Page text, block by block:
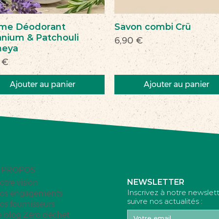
Déodorant
& Patchouli
€
Ajouter au panier
Savon combi Crü
Prix
6,90 €
Ajouter au panier
Nouveau
Nouveau
vision
engagements
fournisseurs
blog Zéro déchet
NEWSLETTER
Inscrivez à notre
suivre nos actualités :